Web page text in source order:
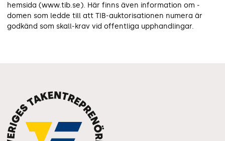
hemsida (www.tib.se). Här finns även information om ­
domen som ledde till att TIB-auktorisationen numera är
godkänd som skall-krav vid offentliga upphandlingar.